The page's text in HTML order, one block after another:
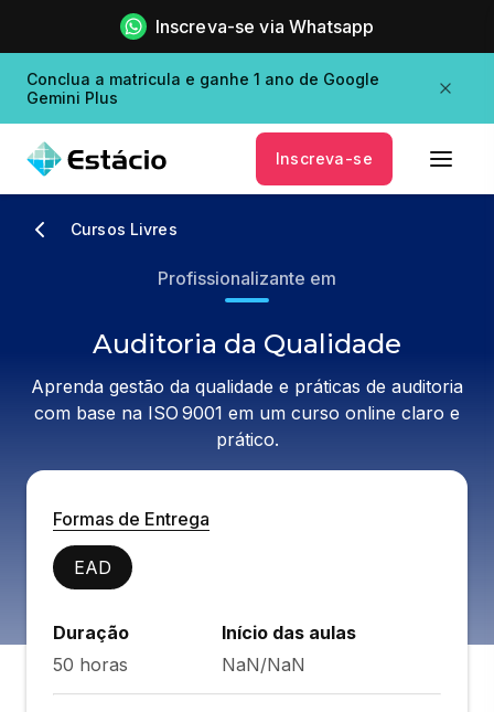
Inscreva-se via Whatsapp
Conclua a matricula e ganhe 1 ano de Google
Gemini Plus
Inscreva-se
Cursos Livres
Profissionalizante em
Auditoria da Qualidade
Aprenda gestão da qualidade e práticas de auditoria
com base na ISO 9001 em um curso online claro e
prático.
Formas de Entrega
EAD
Duração
50 horas
Início das aulas
NaN/NaN